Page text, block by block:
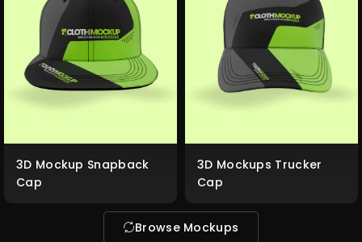
3D Mockup Snapback
Cap
3D Mockups Trucker
Cap
Browse Mockups